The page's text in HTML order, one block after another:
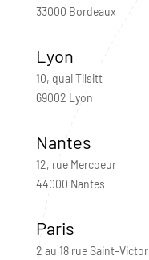
33000 Bordeaux
Lyon
10, quai Tilsitt
69002 Lyon
Nantes
12, rue Mercoeur
44000 Nantes
Paris
2 au 18 rue Saint-Victor